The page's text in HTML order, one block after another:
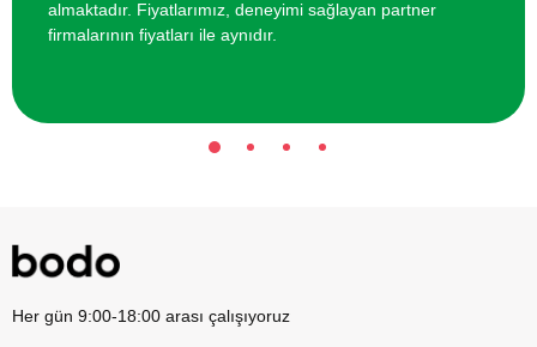
almaktadır. Fiyatlarımız, deneyimi sağlayan partner
firmalarının fiyatları ile aynıdır.
Her gün 9:00-18:00 arası çalışıyoruz